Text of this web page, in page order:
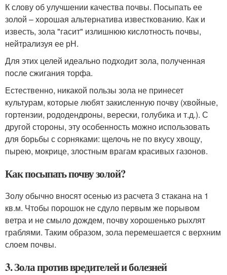
К слову об улучшении качества почвы. Посыпать ее
золой – хорошая альтернатива известкованию. Как и
известь, зола "гасит" излишнюю кислотность почвы,
нейтрализуя ее рН.
Для этих целей идеально подходит зола, полученная
после сжигания торфа.
Естественно, никакой пользы зола не принесет
культурам, которые любят закисленную почву (хвойные,
гортензии, рододендроны, верески, голубика и т.д.). С
другой стороны, эту особенность можно использовать
для борьбы с сорняками: щелочь не по вкусу хвощу,
пырею, мокрице, злостным врагам красивых газонов.
Как посыпать почву золой?
Золу обычно вносят осенью из расчета 3 стакана на 1
кв.м. Чтобы порошок не сдуло первым же порывом
ветра и не смыло дождем, почву хорошенько рыхлят
граблями. Таким образом, зола перемешается с верхним
слоем почвы.
3. Зола против вредителей и болезней